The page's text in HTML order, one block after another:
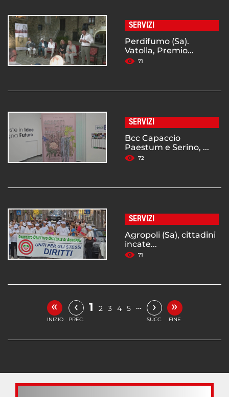
SERVIZI
Perdifumo (Sa).
Vatolla, Premio...
71
SERVIZI
Bcc Capaccio
Paestum e Serino, ...
72
SERVIZI
Agropoli (Sa), cittadini
incate...
71
«
INIZIO
‹
PREC.
1 2 3 4 5 … ›
SUCC.
»
FINE